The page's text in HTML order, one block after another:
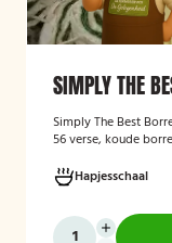
SIMPLY THE
Simply The Best
56 verse, koude
recepties en andere
geleverd, zodat u
een smakelijke en
Hapjesschaal